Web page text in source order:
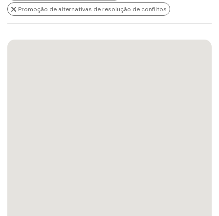
Promoção de alternativas de resolução de conflitos